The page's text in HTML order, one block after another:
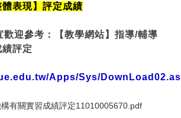
體表現】評定成績
歡迎參考：【教學網站】指導/輔導
評定
Apps/Sys/
有關實習成績評定11010005670.pdf